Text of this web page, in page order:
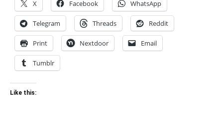
X Facebook WhatsApp
Telegram Threads Reddit
Print Nextdoor Email
Tumblr
Like this: